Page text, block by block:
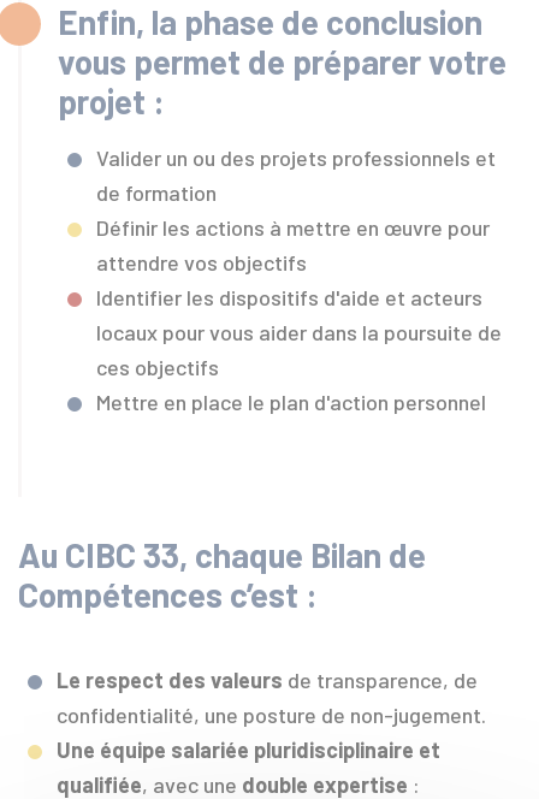
Enfin, la phase de conclusion
vous permet de préparer votre
projet :
Valider un ou des projets professionnels et
de formation
Définir les actions à mettre en œuvre pour
attendre vos objectifs
Identifier les dispositifs d'aide et acteurs
locaux pour vous aider dans la poursuite de
ces objectifs
Mettre en place le plan d'action personnel
Au CIBC 33, chaque Bilan de
Compétences c’est :
Le respect des valeurs de transparence, de
confidentialité, une posture de non-jugement.
Une équipe salariée pluridisciplinaire et
qualifiée, avec une double expertise :